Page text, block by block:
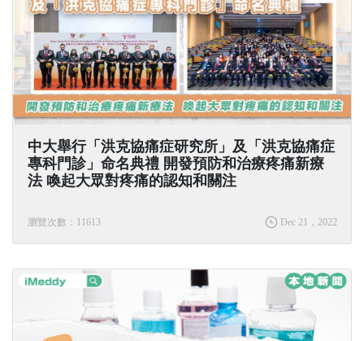
中大舉行「洪克協痛症研究所」及「洪克協痛症
專科門診」命名典禮 開發預防和治療疼痛新療
法 喚起大眾對疼痛的認知和關注
瀏覽次數：11613 Dec 21，2022